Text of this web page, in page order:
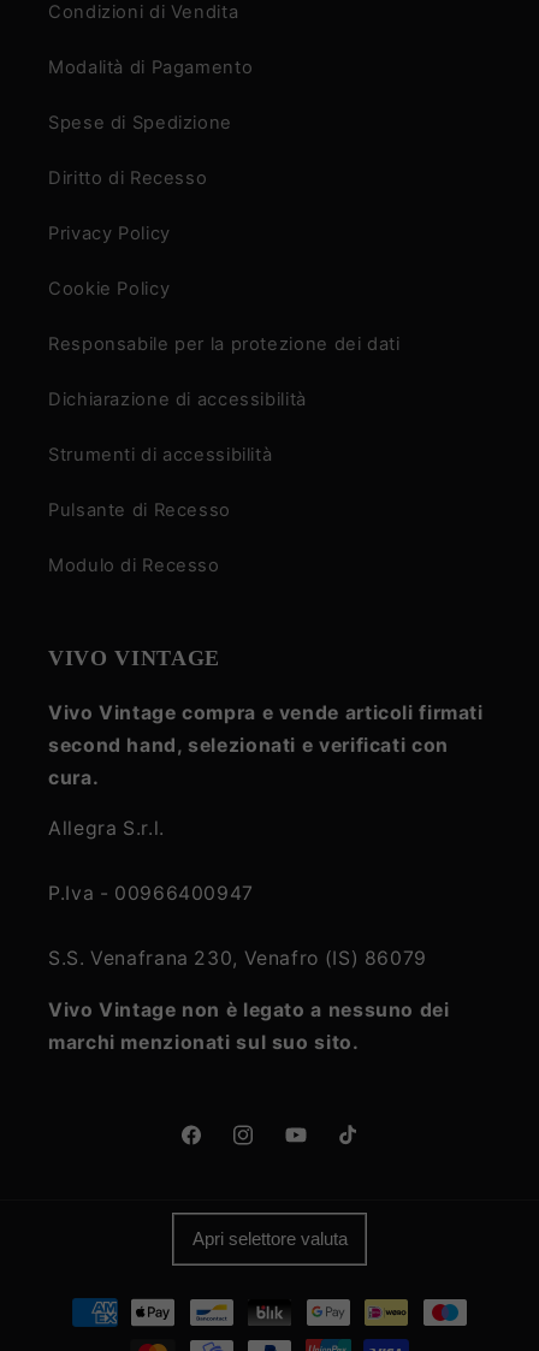
Condizioni di Vendita
Modalità di Pagamento
Spese di Spedizione
Diritto di Recesso
Privacy Policy
Cookie Policy
Responsabile per la protezione dei dati
Dichiarazione di accessibilità
Strumenti di accessibilità
Pulsante di Recesso
Modulo di Recesso
VIVO VINTAGE
Vivo Vintage compra e vende articoli firmati
second hand, selezionati e verificati con
cura.
Allegra S.r.l.
P.Iva - 00966400947
S.S. Venafrana 230, Venafro (IS) 86079
Vivo Vintage non è legato a nessuno dei
marchi menzionati sul suo sito.
FacebookInstagramYouTubeTikTok
Apri selettore valuta
Metodi